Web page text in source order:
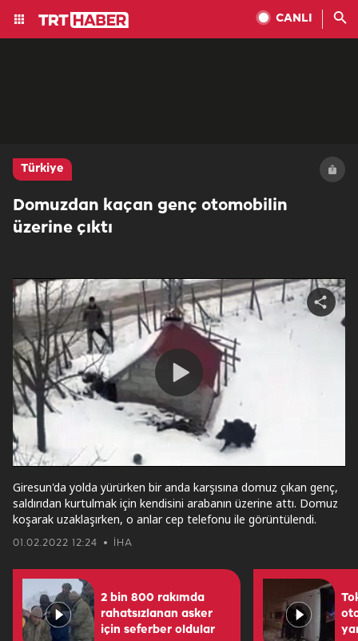
CANLI
Türkiye
Domuzdan kaçan genç otomobilin
üzerine çıktı
Play
Video
Share
video
01.02.2022 12:24 İHA
Giresun'da yolda yürürken bir anda karşısına domuz çıkan genç,
saldırıdan kurtulmak için kendisini arabanın üzerine attı. Domuz
koşarak uzaklaşırken, o anlar cep telefonu ile görüntülendi.
2 bin 800 rakımda
rahatsızlanan asker
için seferber oldular